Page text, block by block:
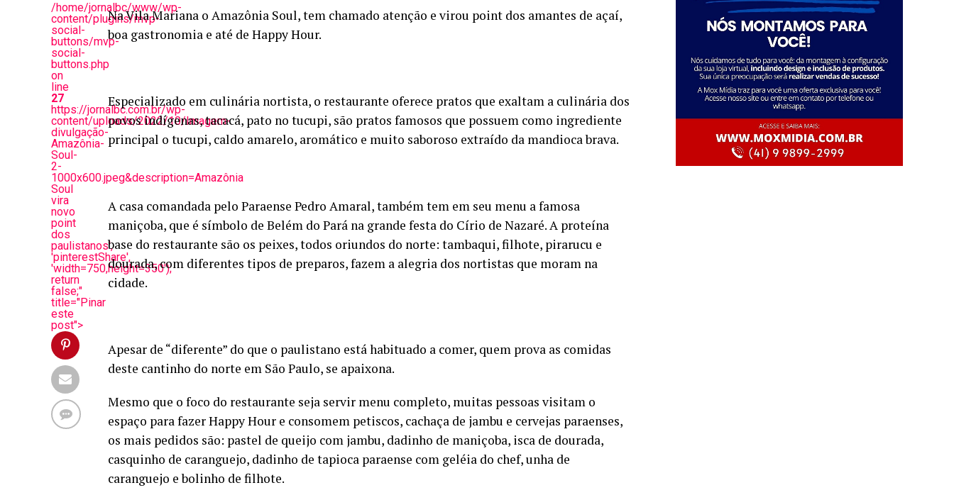
/home/jornalbc/www/wp-
content/plugins/mvp-
social-
buttons/mvp-
social-
buttons.php
on
line
27
https://jornalbc.com.br/wp-
content/uploads/2022/10/Imagem-
divulgação-
Amazônia-
Soul-
2-
1000x600.jpeg&description=Amazônia
Soul
vira
novo
point
dos
paulistanos',
'pinterestShare',
'width=750,height=350');
return
false;"
title="Pinar
este
post">
Na Vila Mariana o Amazônia Soul, tem chamado atenção e virou point dos amantes de açaí,
boa gastronomia e até de Happy Hour.
Especializado em culinária nortista, o restaurante oferece pratos que exaltam a culinária dos
povos indígenas, tacacá, pato no tucupi, são pratos famosos que possuem como ingrediente
principal o tucupi, caldo amarelo, aromático e muito saboroso extraído da mandioca brava.
A casa comandada pelo Paraense Pedro Amaral, também tem em seu menu a famosa
maniçoba, que é símbolo de Belém do Pará na grande festa do Círio de Nazaré. A proteína
base do restaurante são os peixes, todos oriundos do norte: tambaqui, filhote, pirarucu e
dourada, com diferentes tipos de preparos, fazem a alegria dos nortistas que moram na
cidade.
Apesar de “diferente” do que o paulistano está habituado a comer, quem prova as comidas
deste cantinho do norte em São Paulo, se apaixona.
Mesmo que o foco do restaurante seja servir menu completo, muitas pessoas visitam o
espaço para fazer Happy Hour e consomem petiscos, cachaça de jambu e cervejas paraenses,
os mais pedidos são: pastel de queijo com jambu, dadinho de maniçoba, isca de dourada,
casquinho de caranguejo, dadinho de tapioca paraense com geléia do chef, unha de
caranguejo e bolinho de filhote.